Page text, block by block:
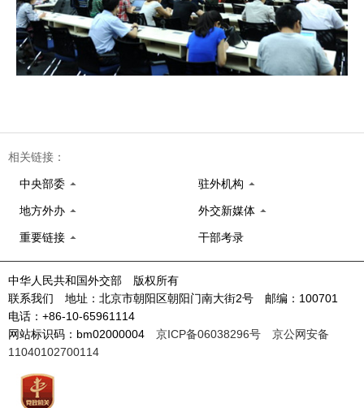
相关链接：
中央部委 驻外机构
地方外办 外交新媒体
重要链接 干部考录
中华人民共和国外交部 版权所有
联系我们 地址：北京市朝阳区朝阳门南大街2号 邮编：100701
电话：+86-10-65961114
网站标识码：bm02000004 京ICP备06038296号
京公网安备
11040102700114